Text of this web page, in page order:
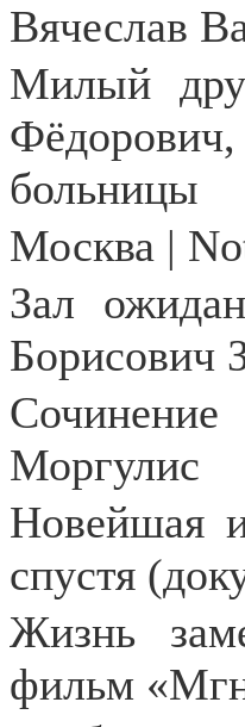
Вячеслав
Милый
больницы
Москва |
Зал
Борисович
Моргулис
Новейшая
спустя
Жизнь
фильм